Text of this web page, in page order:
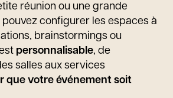
réunion ou une grande
configurer les espaces à
brainstormings ou
personnalisable, de
salles aux services
que votre événement soit